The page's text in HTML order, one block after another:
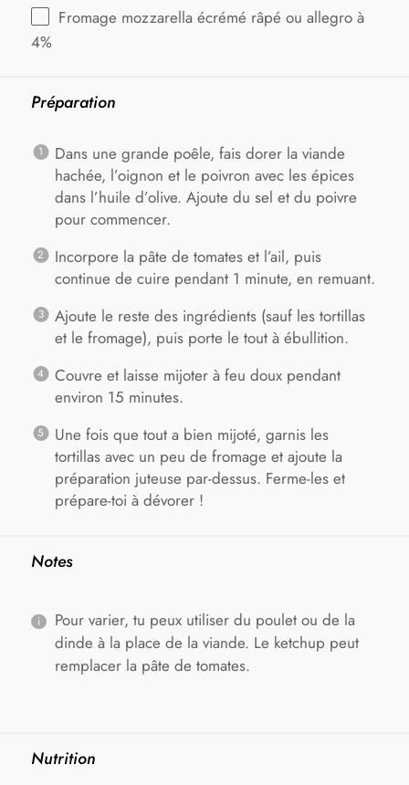
Fromage mozzarella écrémé râpé ou allegro à
4%
Préparation
Dans une grande poêle, fais dorer la viande
hachée, l’oignon et le poivron avec les épices
dans l’huile d’olive. Ajoute du sel et du poivre
pour commencer.
Incorpore la pâte de tomates et l’ail, puis
continue de cuire pendant 1 minute, en remuant.
Ajoute le reste des ingrédients (sauf les tortillas
et le fromage), puis porte le tout à ébullition.
Couvre et laisse mijoter à feu doux pendant
environ 15 minutes.
Une fois que tout a bien mijoté, garnis les
tortillas avec un peu de fromage et ajoute la
préparation juteuse par-dessus. Ferme-les et
prépare-toi à dévorer !
Notes
Pour varier, tu peux utiliser du poulet ou de la
dinde à la place de la viande. Le ketchup peut
remplacer la pâte de tomates.
Nutrition